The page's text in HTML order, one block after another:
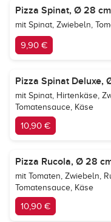
Pizza Spinat, Ø 28 cm
mit Spinat, Zwiebeln,
9,90 €
Pizza Spinat Deluxe,
mit Spinat, Hirtenkäse,
Tomatensauce, Käse
10,90 €
Pizza Rucola, Ø 28
mit Tomaten, Zwiebeln,
Tomatensauce, Käse
10,90 €